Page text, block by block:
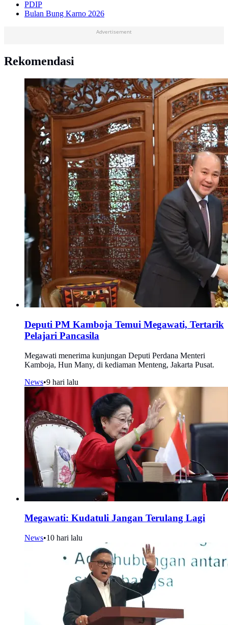
PDIP
Bulan Bung Karno 2026
Advertisement
Rekomendasi
Deputi PM Kamboja Temui Megawati, Tertarik
Pelajari Pancasila
Megawati menerima kunjungan Deputi Perdana Menteri
Kamboja, Hun Many, di kediaman Menteng, Jakarta Pusat.
News•9 hari lalu
Megawati: Kudatuli Jangan Terulang Lagi
News•10 hari lalu